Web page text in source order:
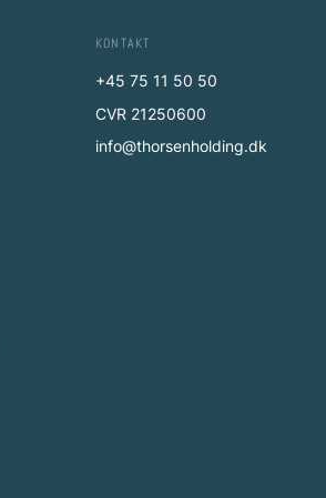
KONTAKT
+45 75 11 50 50
CVR 21250600
info@thorsenholding.dk